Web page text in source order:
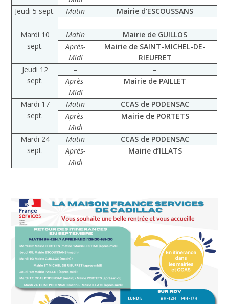
Jeudi 5 sept. Matin
Mairie d’ESCOUSSANS
–
–
Mardi 10
sept.
Matin
Mairie de GUILLOS
Après-
Midi
Mairie de SAINT-MICHEL-DE-
RIEUFRET
Jeudi 12
sept.
–
–
Après-
Midi
Mairie de PAILLET
Mardi 17
sept.
Matin
CCAS de PODENSAC
Après-
Midi
Mairie de PORTETS
Mardi 24
sept.
Matin
CCAS de PODENSAC
Après-
Midi
Mairie d’ILLATS